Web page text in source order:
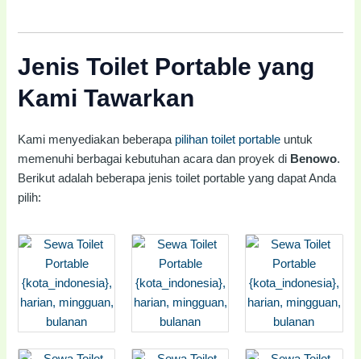
Jenis Toilet Portable yang
Kami Tawarkan
Kami menyediakan beberapa pilihan toilet portable untuk
memenuhi berbagai kebutuhan acara dan proyek di Benowo.
Berikut adalah beberapa jenis toilet portable yang dapat Anda
pilih: